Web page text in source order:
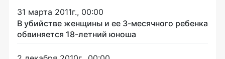
31 марта 2011г., 00:00
В убийстве женщины и ее 3-месячного ребенка
обвиняется 18-летний юноша